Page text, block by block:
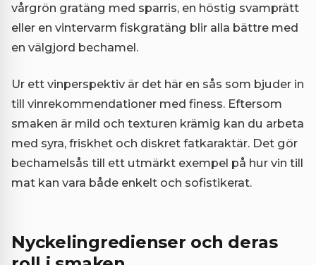
vårgrön gratäng med sparris, en höstig svamprätt
eller en vintervarm fiskgratäng blir alla bättre med
en välgjord bechamel.
Ur ett vinperspektiv är det här en sås som bjuder in
till vinrekommendationer med finess. Eftersom
smaken är mild och texturen krämig kan du arbeta
med syra, friskhet och diskret fatkaraktär. Det gör
bechamelsås till ett utmärkt exempel på hur vin till
mat kan vara både enkelt och sofistikerat.
Nyckelingredienser och deras